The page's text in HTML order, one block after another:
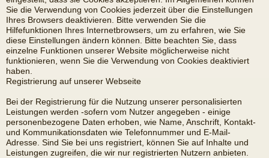
Sie die Verwendung von Cookies jederzeit über die Einstellungen
Ihres Browsers deaktivieren. Bitte verwenden Sie die
Hilfefunktionen Ihres Internetbrowsers, um zu erfahren, wie Sie
diese Einstellungen ändern können. Bitte beachten Sie, dass
einzelne Funktionen unserer Website möglicherweise nicht
funktionieren, wenn Sie die Verwendung von Cookies deaktiviert
haben.
Registrierung auf unserer Webseite
Bei der Registrierung für die Nutzung unserer personalisierten
Leistungen werden -sofern vom Nutzer angegeben - einige
personenbezogene Daten erhoben, wie Name, Anschrift, Kontakt-
und Kommunikationsdaten wie Telefonnummer und E-Mail-
Adresse. Sind Sie bei uns registriert, können Sie auf Inhalte und
Leistungen zugreifen, die wir nur registrierten Nutzern anbieten.